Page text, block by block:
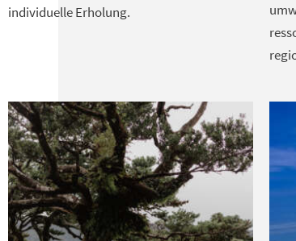
individuelle Erholung.